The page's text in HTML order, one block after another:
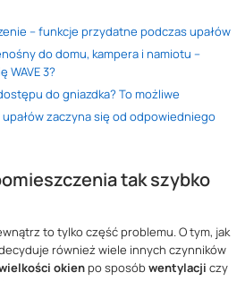
– funkcje przydatne podczas upałów
do domu, kampera i namiotu –
WAVE 3?
do gniazdka? To możliwe
zaczyna się od odpowiedniego
tak szybko
to tylko część problemu. O tym, jak
również wiele innych czynników
okien po sposóbwentylacji czy